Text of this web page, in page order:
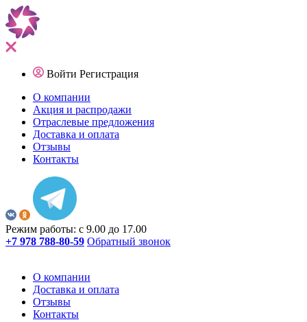
Войти Регистрация
О компании
Акция и распродажи
Отраслевые предложения
Доставка и оплата
Отзывы
Контакты
Режим работы: с 9.00 до 17.00
+7 978 788-80-59 Обратный звонок
О компании
Доставка и оплата
Отзывы
Контакты